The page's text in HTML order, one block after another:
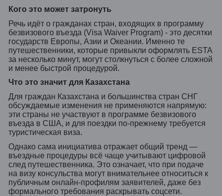
Кого это может затронуть
Речь идёт о гражданах стран, входящих в программу
безвизового въезда (Visa Waiver Program) - это десятки
государств Европы, Азии и Океании. Именно те
путешественники, которые привыкли оформлять ESTA
за несколько минут, могут столкнуться с более сложной
и менее быстрой процедурой.
Что это значит для Казахстана
Для граждан Казахстана и большинства стран СНГ
обсуждаемые изменения не применяются напрямую:
эти страны не участвуют в программе безвизового
въезда в США, и для поездки по-прежнему требуется
туристическая виза.
Однако сама инициатива отражает общий тренд —
въездные процедуры всё чаще учитывают цифровой
след путешественника. Это означает, что при подаче
на визу консульства могут внимательнее относиться к
публичным онлайн-профилям заявителей, даже без
формального требования раскрывать соцсети.